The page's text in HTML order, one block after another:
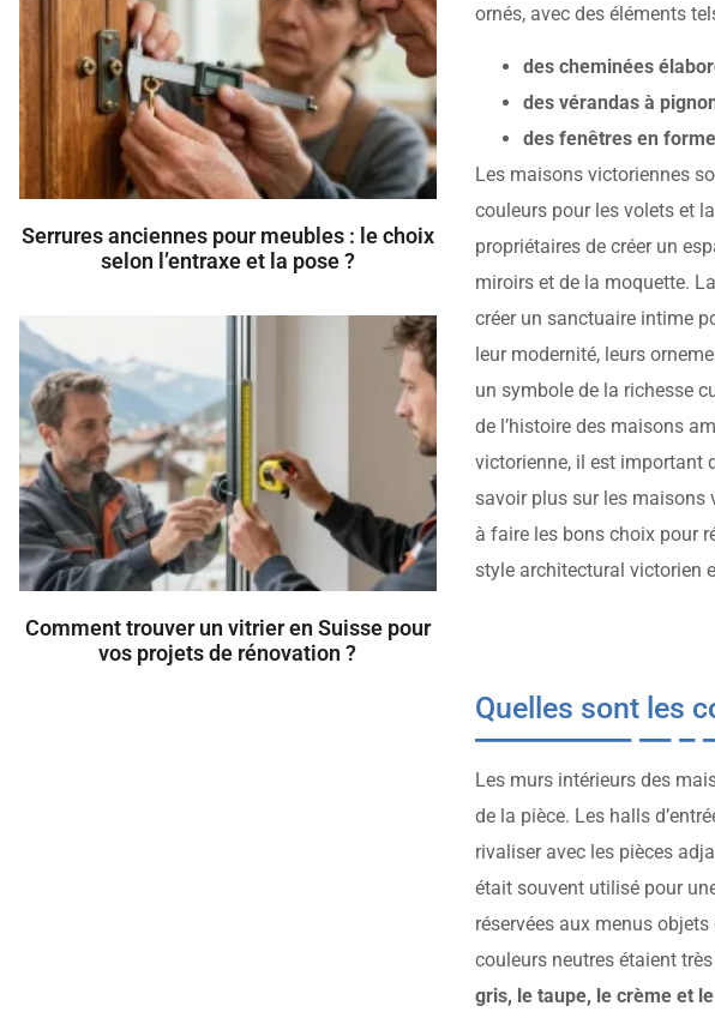
Serrures anciennes pour meubles : le choix
selon l’entraxe et la pose ?
Comment trouver un vitrier en Suisse pour
vos projets de rénovation ?
ornés, avec des éléments
des cheminées
des vérandas à
des fenêtres en
Les maisons victoriennes
couleurs pour les volets et
propriétaires de créer un
miroirs et de la moquette.
créer un sanctuaire intime
leur modernité, leurs
un symbole de la richesse
de l’histoire des maisons
victorienne, il est important
savoir plus sur les maisons
à faire les bons choix pour
style architectural victorien
Quelles sont les
Les murs intérieurs des
de la pièce. Les halls
rivaliser avec les pièces
était souvent utilisé pour
réservées aux menus
couleurs neutres étaient
gris, le taupe, le crème et